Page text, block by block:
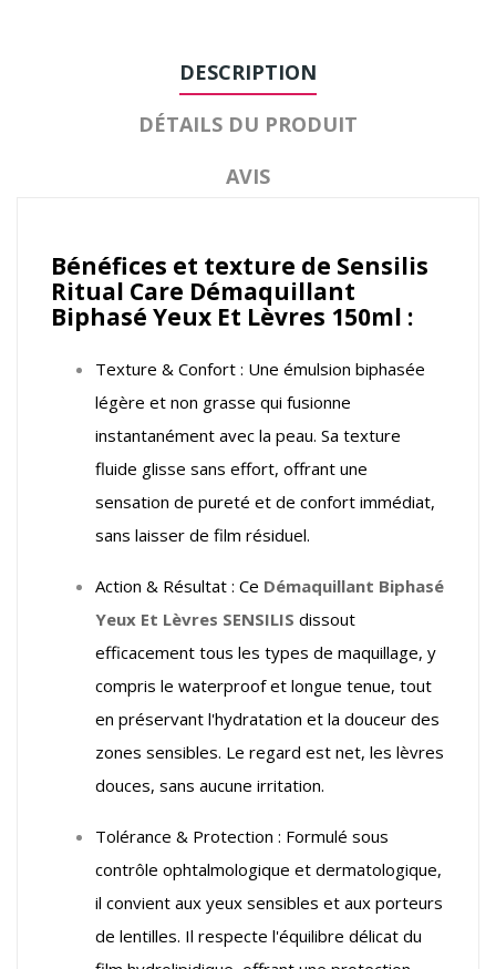
DESCRIPTION
DÉTAILS DU PRODUIT
AVIS
Bénéfices et texture de Sensilis
Ritual Care Démaquillant
Biphasé Yeux Et Lèvres 150ml :
Texture & Confort : Une émulsion biphasée
légère et non grasse qui fusionne
instantanément avec la peau. Sa texture
fluide glisse sans effort, offrant une
sensation de pureté et de confort immédiat,
sans laisser de film résiduel.
Action & Résultat : Ce Démaquillant Biphasé
Yeux Et Lèvres SENSILIS dissout
efficacement tous les types de maquillage, y
compris le waterproof et longue tenue, tout
en préservant l'hydratation et la douceur des
zones sensibles. Le regard est net, les lèvres
douces, sans aucune irritation.
Tolérance & Protection : Formulé sous
contrôle ophtalmologique et dermatologique,
il convient aux yeux sensibles et aux porteurs
de lentilles. Il respecte l'équilibre délicat du